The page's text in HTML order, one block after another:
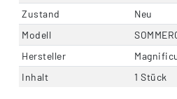
Zustand
Neu
Modell
Hersteller
Inhalt
1 Stück